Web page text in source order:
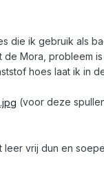
die ik gebruik als
Mora, probleem
hoes laat ik in
(voor deze
vrij dun en